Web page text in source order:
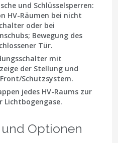
und Schlüsselsperren:
HV-Räumen bei nicht
oder bei
Bewegung des
Tür.
mit
der Stellung und
Schutzsystem.
jedes HV-Raums zur
Lichtbogen­gase.
Optionen